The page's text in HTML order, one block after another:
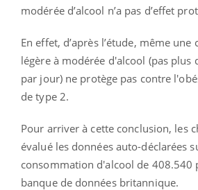
modérée d’alcool n’a pas d’effet
En effet, d’après l’étude, même
légère à modérée d'alcool (pas plus
par jour) ne protège pas contre
de type 2.
Pour arriver à cette conclusion, les
évalué les données auto-déclarées
consommation d'alcool de 408.540
banque de données britannique.